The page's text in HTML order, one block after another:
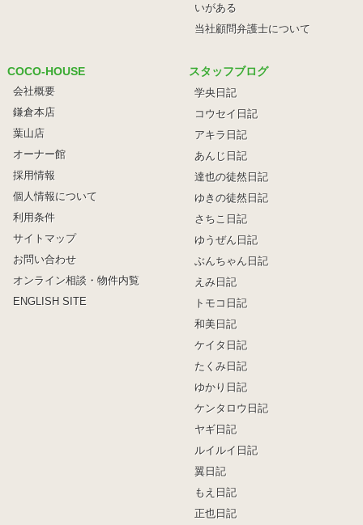
いがある
当社顧問弁護士について
COCO-HOUSE
会社概要
鎌倉本店
葉山店
オーナー館
採用情報
個人情報について
利用条件
サイトマップ
お問い合わせ
オンライン相談・物件内覧
ENGLISH SITE
スタッフブログ
学央日記
コウセイ日記
アキラ日記
あんじ日記
達也の徒然日記
ゆきの徒然日記
さちこ日記
ゆうぜん日記
ぶんちゃん日記
えみ日記
トモコ日記
和美日記
ケイタ日記
たくみ日記
ゆかり日記
ケンタロウ日記
ヤギ日記
ルイルイ日記
翼日記
もえ日記
正也日記